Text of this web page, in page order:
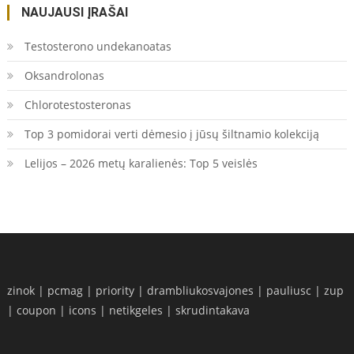
NAUJAUSI ĮRAŠAI
Testosterono undekanoatas
Oksandrolonas
Chlorotestosteronas
Top 3 pomidorai verti dėmesio į jūsų šiltnamio kolekciją
Lelijos – 2026 metų karalienės: Top 5 veislės
zinok | pcmag | priority |drambliukosvajones | pauliusc |zup
|coupon | icons | netikgeles |skrudintakava